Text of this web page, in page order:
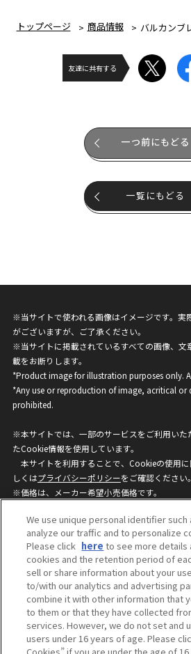
トップページ 商品情報 バルカンブ
友達に共有する
一つ前にもどる
一覧にもどる
※当サイトで使われる画像はイメージです。実
がございますが、ご了承ください。
※当サイトに掲載されているすべての画像、文
載をお断りします。
*Product image for illustration purposes only.
*Any use or reproduction of image, acritical or
prohibited.
※本サイトでは、一部のサービスをご利用いた
たCookie情報を使用しています。
本サイトを利用することで、Cookieの使用
しくはプライバシーポリシーをご確認ください。
※価格は、メーカー希望小売価格です。
ざいますのでご了承ください。
privacypolicy
Do
ウェブサイトご利用条件
ソ
個人情報保護方針
お
We use unique personal identifier
analyze our traffic and to personalize
Please click here to see more details
cookies and the retention period of
sell or share information about your
to/with our analytics and advertising
combine it with other information that
to them or that they have collected
services. However, we do not set and
users under 16 years of age. Please